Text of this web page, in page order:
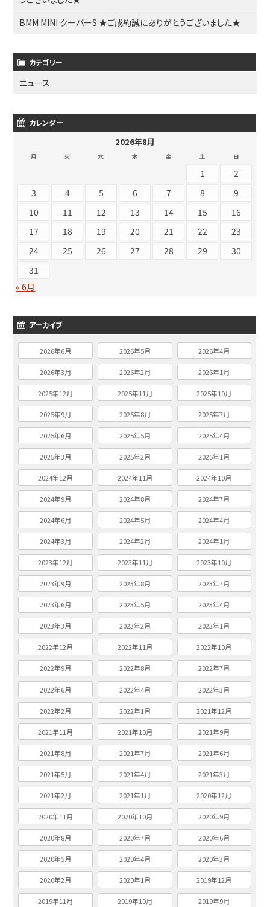
BMM MINI クーパーS ★ご成約誠にありがとうございました★
カテゴリー
ニュース
カレンダー
2026年8月
月 火 水 木 金 土 日
1
2
3
4 5 6 7 8
9
10
11 12 13 14 15
16
17
18 19 20 21 22
23
24
25 26 27 28 29
30
31
« 6月
アーカイブ
2026年6月 2026年5月 2026年4月
2026年3月 2026年2月 2026年1月
2025年12月 2025年11月 2025年10月
2025年9月 2025年8月 2025年7月
2025年6月 2025年5月 2025年4月
2025年3月 2025年2月 2025年1月
2024年12月 2024年11月 2024年10月
2024年9月 2024年8月 2024年7月
2024年6月 2024年5月 2024年4月
2024年3月 2024年2月 2024年1月
2023年12月 2023年11月 2023年10月
2023年9月 2023年8月 2023年7月
2023年6月 2023年5月 2023年4月
2023年3月 2023年2月 2023年1月
2022年12月 2022年11月 2022年10月
2022年9月 2022年8月 2022年7月
2022年6月 2022年4月 2022年3月
2022年2月 2022年1月 2021年12月
2021年11月 2021年10月 2021年9月
2021年8月 2021年7月 2021年6月
2021年5月 2021年4月 2021年3月
2021年2月 2021年1月 2020年12月
2020年11月 2020年10月 2020年9月
2020年8月 2020年7月 2020年6月
2020年5月 2020年4月 2020年3月
2020年2月 2020年1月 2019年12月
2019年11月 2019年10月 2019年9月